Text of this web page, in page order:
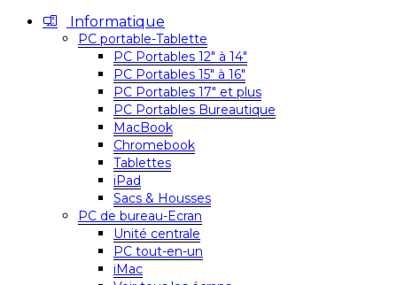
Informatique
PC portable-Tablette
PC Portables 12″ à 14″
PC Portables 15″ à 16″
PC Portables 17″ et plus
PC Portables Bureautique
MacBook
Chromebook
Tablettes
iPad
Sacs & Housses
PC de bureau-Ecran
Unité centrale
PC tout-en-un
iMac